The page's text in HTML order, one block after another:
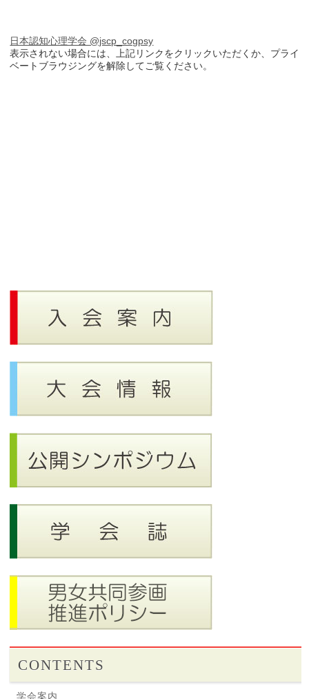
日本認知心理学会 @jscp_cogpsy
表示されない場合には、上記リンクをクリックいただくか、プライ
ベートブラウジングを解除してご覧ください。
CONTENTS
学会案内